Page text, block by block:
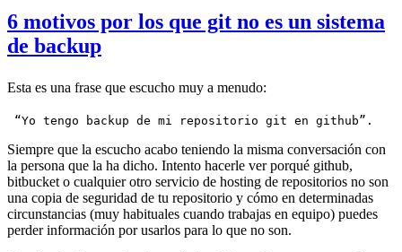
6 motivos por los que git no es un sistema
de backup
Esta es una frase que escucho muy a menudo:
“Yo tengo backup de mi repositorio git en github”.
Siempre que la escucho acabo teniendo la misma conversación con
la persona que la ha dicho. Intento hacerle ver porqué github,
bitbucket o cualquier otro servicio de hosting de repositorios no son
una copia de seguridad de tu repositorio y cómo en determinadas
circunstancias (muy habituales cuando trabajas en equipo) puedes
perder información por usarlos para lo que no son.